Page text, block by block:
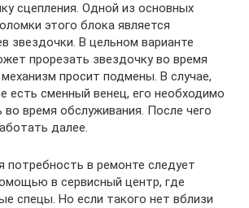
сцепления. Одной из основных
этого блока является
звездочки. В цельном варианте
прорезать звездочку во время
просит подмены. В случае,
есть сменный венец, его необходимо
во время обслуживания. После чего
далее.
потребность в ремонте следует
в сервисный центр, где
спецы. Но если такого нет вблизи